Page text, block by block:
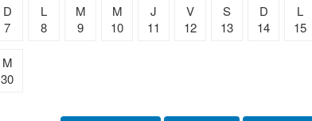
D
7
L
8
M
9
M
10
J
11
V
12
S
13
D
14
L
15
M
30